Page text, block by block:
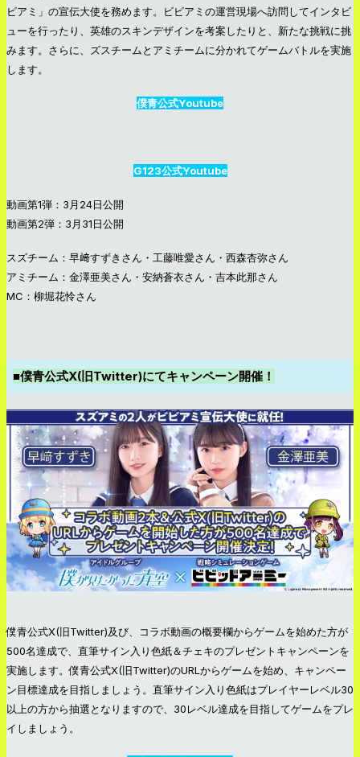
ビアミ」の宣伝大使を務めます。ビビアミの運営現場へ訪問してインタビ
ューを行ったり、英雄のスキンデザインを考案したりと、新たな挑戦に挑
みます。さらに、ズスチームとアミチームに分かれてゲームバトルを実施
します。
僕青公式Youtube
G123公式Youtube
動画第1弾：3月24日公開
動画第2弾：3月31日公開
スズチーム：早﨑すずきさん・工藤唯愛さん・⻄森杏弥さん
アミチーム：金澤亜美さん・安納蒼衣さん・吉本此那さん
MC：柳堀花怜さん
■僕青公式X(旧Twitter)にてキャンペーン開催！
僕青公式X(旧Twitter)及び、コラボ動画の概要欄からゲームを始めた方が
500名達成で、直筆サイン入り色紙＆チェキのプレゼントキャンペーンを
実施します。僕青公式X(旧Twitter)のURLからゲームを始め、キャンペー
ン目標達成を目指しましょう。直筆サイン入り色紙はプレイヤーレベル30
以上の方から抽選となりますので、30レベル達成を目指してゲームをプレ
イしましょう。